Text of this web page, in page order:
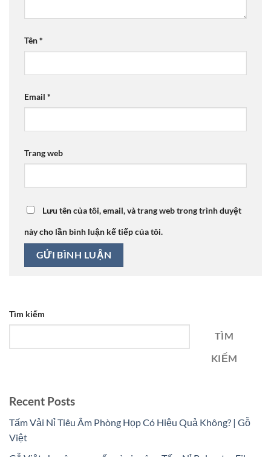
Tên*
Email *
Trang web
Lưu tên của tôi, email, và trang web trong trình duyệt
này cho lần bình luận kế tiếp của tôi.
Tìm kiếm
TÌM
KIẾM
Recent Posts
Tấm Vải Nỉ Tiêu Âm Phòng Họp Có Hiệu Quả Không? | Gỗ
Việt